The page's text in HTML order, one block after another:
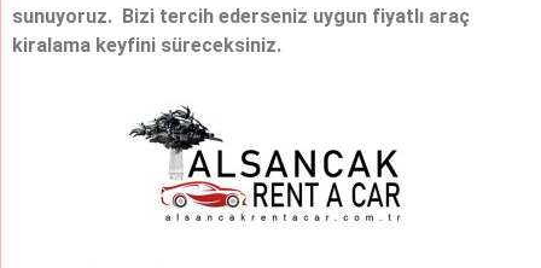
sunuyoruz. Bizi tercih ederseniz uygun fiyatlı araç
kiralama keyfini süreceksiniz.